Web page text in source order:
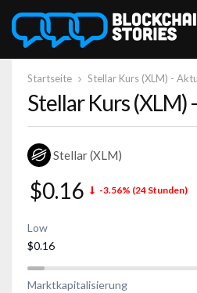
Startseite Stellar Kurs (XLM) -
Stellar Kurs
Stellar (XLM)
$0.16 -3.56% (24 Stunden)
Low
$0.16
Marktkapitalisierung